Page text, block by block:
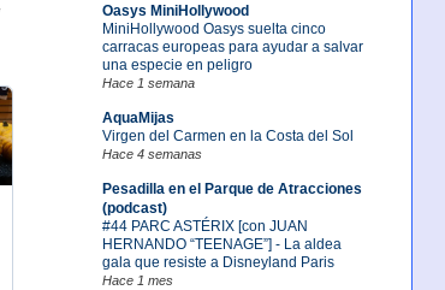
Oasys MiniHollywood
MiniHollywood Oasys suelta cinco
carracas europeas para ayudar a salvar
una especie en peligro
Hace 1 semana
AquaMijas
Virgen del Carmen en la Costa del Sol
Hace 4 semanas
Pesadilla en el Parque de Atracciones
(podcast)
#44 PARC ASTÉRIX [con JUAN
HERNANDO “TEENAGE”] - La aldea
gala que resiste a Disneyland Paris
Hace 1 mes